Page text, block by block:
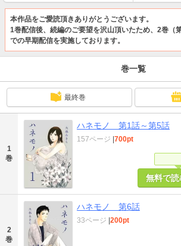
本作品をご愛読頂きありがとうございます。
1巻配信後、続編のご要望を沢山頂いたため、2巻（
での早期配信を実施しております。
巻一覧
最終巻
1
巻
ハネモノ 第1話～第5話
157ページ 700pt
無料で読
2
巻
ハネモノ 第6話
33ページ 200pt